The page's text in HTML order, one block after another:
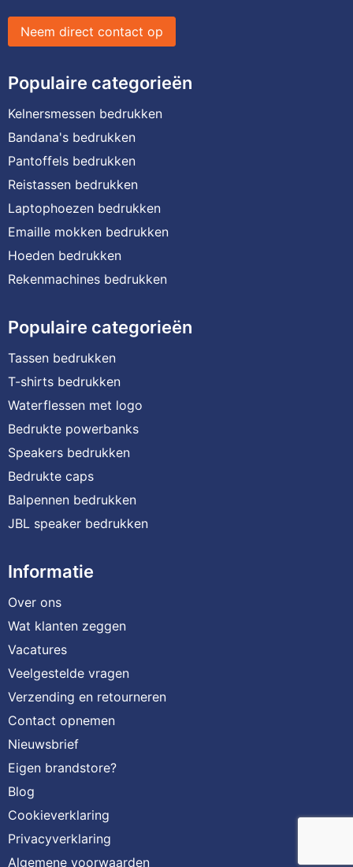
Neem direct contact op
Populaire categorieën
Kelnersmessen bedrukken
Bandana's bedrukken
Pantoffels bedrukken
Reistassen bedrukken
Laptophoezen bedrukken
Emaille mokken bedrukken
Hoeden bedrukken
Rekenmachines bedrukken
Populaire categorieën
Tassen bedrukken
T-shirts bedrukken
Waterflessen met logo
Bedrukte powerbanks
Speakers bedrukken
Bedrukte caps
Balpennen bedrukken
JBL speaker bedrukken
Informatie
Over ons
Wat klanten zeggen
Vacatures
Veelgestelde vragen
Verzending en retourneren
Contact opnemen
Nieuwsbrief
Eigen brandstore?
Blog
Cookieverklaring
Privacyverklaring
Algemene voorwaarden